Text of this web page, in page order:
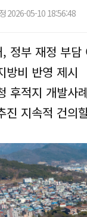
2026-05-10 18:56:48
정부 재정 부담
방비 반영 제시
후적지 개발사
진 지속적 건의